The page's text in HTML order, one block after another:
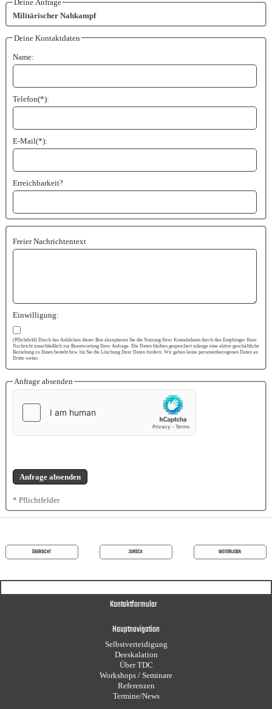
Deine Anfrage
Militärischer Nahkampf
Deine Kontaktdaten
Name:
Telefon(*):
E-Mail(*):
Erreichbarkeit?
Freier Nachrichtentext
Einwilligung:
(Pflichtfeld) Durch das Anklicken dieser Box akzeptieren Sie die Nutzung Ihrer Kontaktdaten durch den Empfänger Ihrer
Nachricht ausschließlich zur Beantwortung Ihrer Anfrage. Die Daten bleiben gespeichert solange eine aktive geschäftliche
Beziehung zu Ihnen besteht bzw. bis Sie die Löschung Ihrer Daten fordern. Wir geben keine personenbezogenen Daten an
Dritte weiter.
Anfrage absenden
* Pflichtfelder
ÜBERSICHT ZURÜCK WEITERLESEN
Kontaktformular
Hauptnavigation
Selbstverteidigung
Deeskalation
Über TDC
Workshops / Seminare
Referenzen
Termine/News